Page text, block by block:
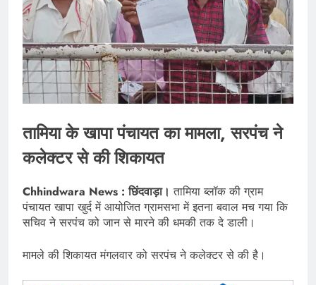
तामिया के खापा पंचायत का मामला, सरपंच ने
कलेक्टर से की शिकायत
Chhindwara News : छिंदवाड़ा। तामिया ब्लॉक की ग्राम
पंचायत खापा खुर्द में आयोजित ग्रामसभा में इतना बवाल मच गया कि
सचिव ने सरपंच को जान से मारने की धमकी तक दे डाली।
मामले की शिकायत मंगलवार को सरपंच ने कलेक्टर से की है।